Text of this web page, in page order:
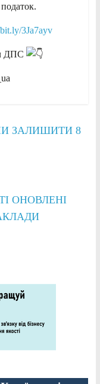
3Ja7ayv
ДПС
ЗАЛИШИТИ 8
ОНОВЛЕНІ